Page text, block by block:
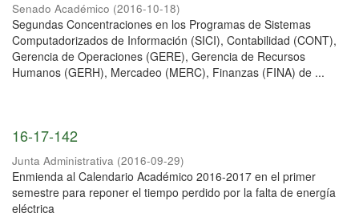
Senado Académico (2016-10-18)
Segundas Concentraciones en los Programas de Sistemas
Computadorizados de Información (SICI), Contabilidad (CONT),
Gerencia de Operaciones (GERE), Gerencia de Recursos
Humanos (GERH), Mercadeo (MERC), Finanzas (FINA) de ...
16-17-142
Junta Administrativa (2016-09-29)
Enmienda al Calendario Académico 2016-2017 en el primer
semestre para reponer el tiempo perdido por la falta de energía
eléctrica